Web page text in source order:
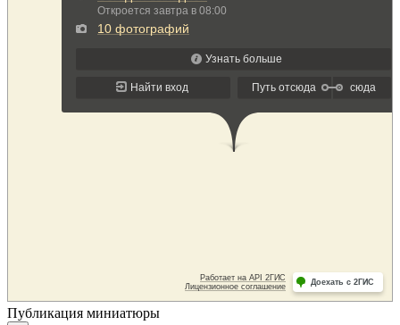
Публикация миниатюры